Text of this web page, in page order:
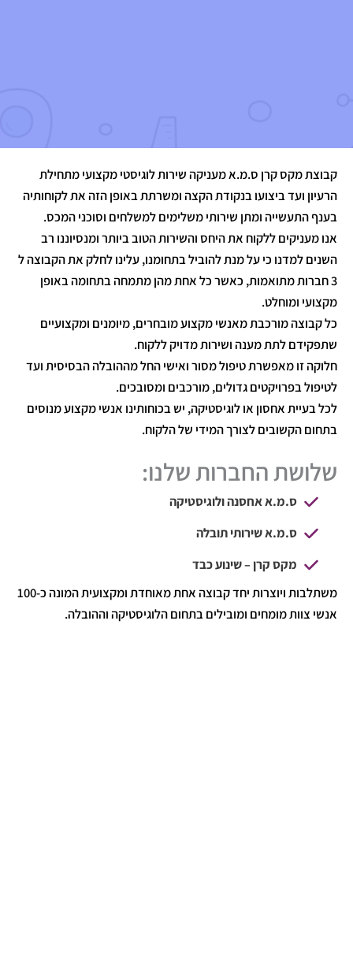
שלושת החברות שלנו:
ס.מ.א אחסנה ולוגיסטיקה
ס.מ.א שירותי תובלה
מקס קרן – שינוע כבד
משתלבות ויוצרות יחד קבוצה אחת מאוחדת ומקצועית המונה כ-100
אנשי צוות מומחים ומובילים בתחום הלוגיסטיקה וההובלה.
קבוצת מקס קרן ס.מ.א מעניקה שירות לוגיסטי מקצועי מתחילת
הרעיון ועד ביצועו בנקודת הקצה ומשרתת באופן הזה את לקוחותיה
בענף התעשייה ומתן שירותי משלימים למשלחים וסוכני המכס.
אנו מעניקים ללקוח את היחס והשירות הטוב ביותר ומנסיוננו רב
השנים למדנו כי על מנת להוביל בתחומנו, עלינו לחלק את הקבוצה ל
3 חברות מתואמות, כאשר כל אחת מהן מתמחה בתחומה באופן
מקצועי ומוחלט.
כל קבוצה מורכבת מאנשי מקצוע מובחרים, מיומנים ומקצועיים
שתפקידם לתת מענה ושירות מדויק ללקוח.
חלוקה זו מאפשרת טיפול מסור ואישי החל מההובלה הבסיסית ועד
לטיפול בפרויקטים גדולים, מורכבים ומסובכים.
לכל בעיית אחסון או לוגיסטיקה, יש בכוחותינו אנשי מקצוע מנוסים
בתחום הקשובים לצורך המידי של הלקוח.